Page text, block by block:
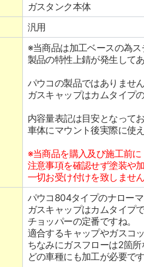
ガスタンク本体
汎用
※当商品は加工ベースの為ス
製品の特性上錆が発生して
パウコの製品ではありません
ガスキャップはカムタイプ
内容量表記は目安となってお
車体にマウント後実際に使
※当商品を購入及び施工前に
注意事項を確認せず塗装や
一切お受け付けを致しませ
パウコ804タイプのナローマ
ガスキャップはカムタイプで
チョッパーの定番ですね。
適合するキャップやガスコ
ちなみにガスフローは2箇
どの車種にも加工が必要です